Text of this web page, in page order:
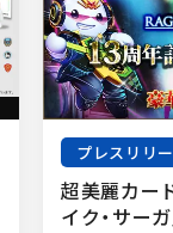
プレスリリ
超美麗カー
イク・サー